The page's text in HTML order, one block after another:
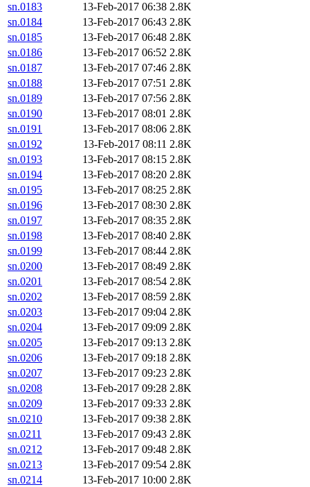
sn.0183
13-Feb-2017 06:38 2.8K
sn.0184
13-Feb-2017 06:43 2.8K
sn.0185
13-Feb-2017 06:48 2.8K
sn.0186
13-Feb-2017 06:52 2.8K
sn.0187
13-Feb-2017 07:46 2.8K
sn.0188
13-Feb-2017 07:51 2.8K
sn.0189
13-Feb-2017 07:56 2.8K
sn.0190
13-Feb-2017 08:01 2.8K
sn.0191
13-Feb-2017 08:06 2.8K
sn.0192
13-Feb-2017 08:11 2.8K
sn.0193
13-Feb-2017 08:15 2.8K
sn.0194
13-Feb-2017 08:20 2.8K
sn.0195
13-Feb-2017 08:25 2.8K
sn.0196
13-Feb-2017 08:30 2.8K
sn.0197
13-Feb-2017 08:35 2.8K
sn.0198
13-Feb-2017 08:40 2.8K
sn.0199
13-Feb-2017 08:44 2.8K
sn.0200
13-Feb-2017 08:49 2.8K
sn.0201
13-Feb-2017 08:54 2.8K
sn.0202
13-Feb-2017 08:59 2.8K
sn.0203
13-Feb-2017 09:04 2.8K
sn.0204
13-Feb-2017 09:09 2.8K
sn.0205
13-Feb-2017 09:13 2.8K
sn.0206
13-Feb-2017 09:18 2.8K
sn.0207
13-Feb-2017 09:23 2.8K
sn.0208
13-Feb-2017 09:28 2.8K
sn.0209
13-Feb-2017 09:33 2.8K
sn.0210
13-Feb-2017 09:38 2.8K
sn.0211
13-Feb-2017 09:43 2.8K
sn.0212
13-Feb-2017 09:48 2.8K
sn.0213
13-Feb-2017 09:54 2.8K
sn.0214
13-Feb-2017 10:00 2.8K